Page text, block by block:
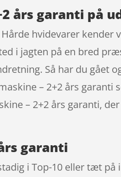
års garanti på
hvidevarer kender
i jagten på en bred
Så har du gået
– 2+2 års
– 2+2 års garanti,
garanti
i Top-10 eller tæt